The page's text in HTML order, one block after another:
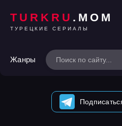
TURKRU .MOM
ТУРЕЦКИЕ СЕРИАЛЫ
Жанры